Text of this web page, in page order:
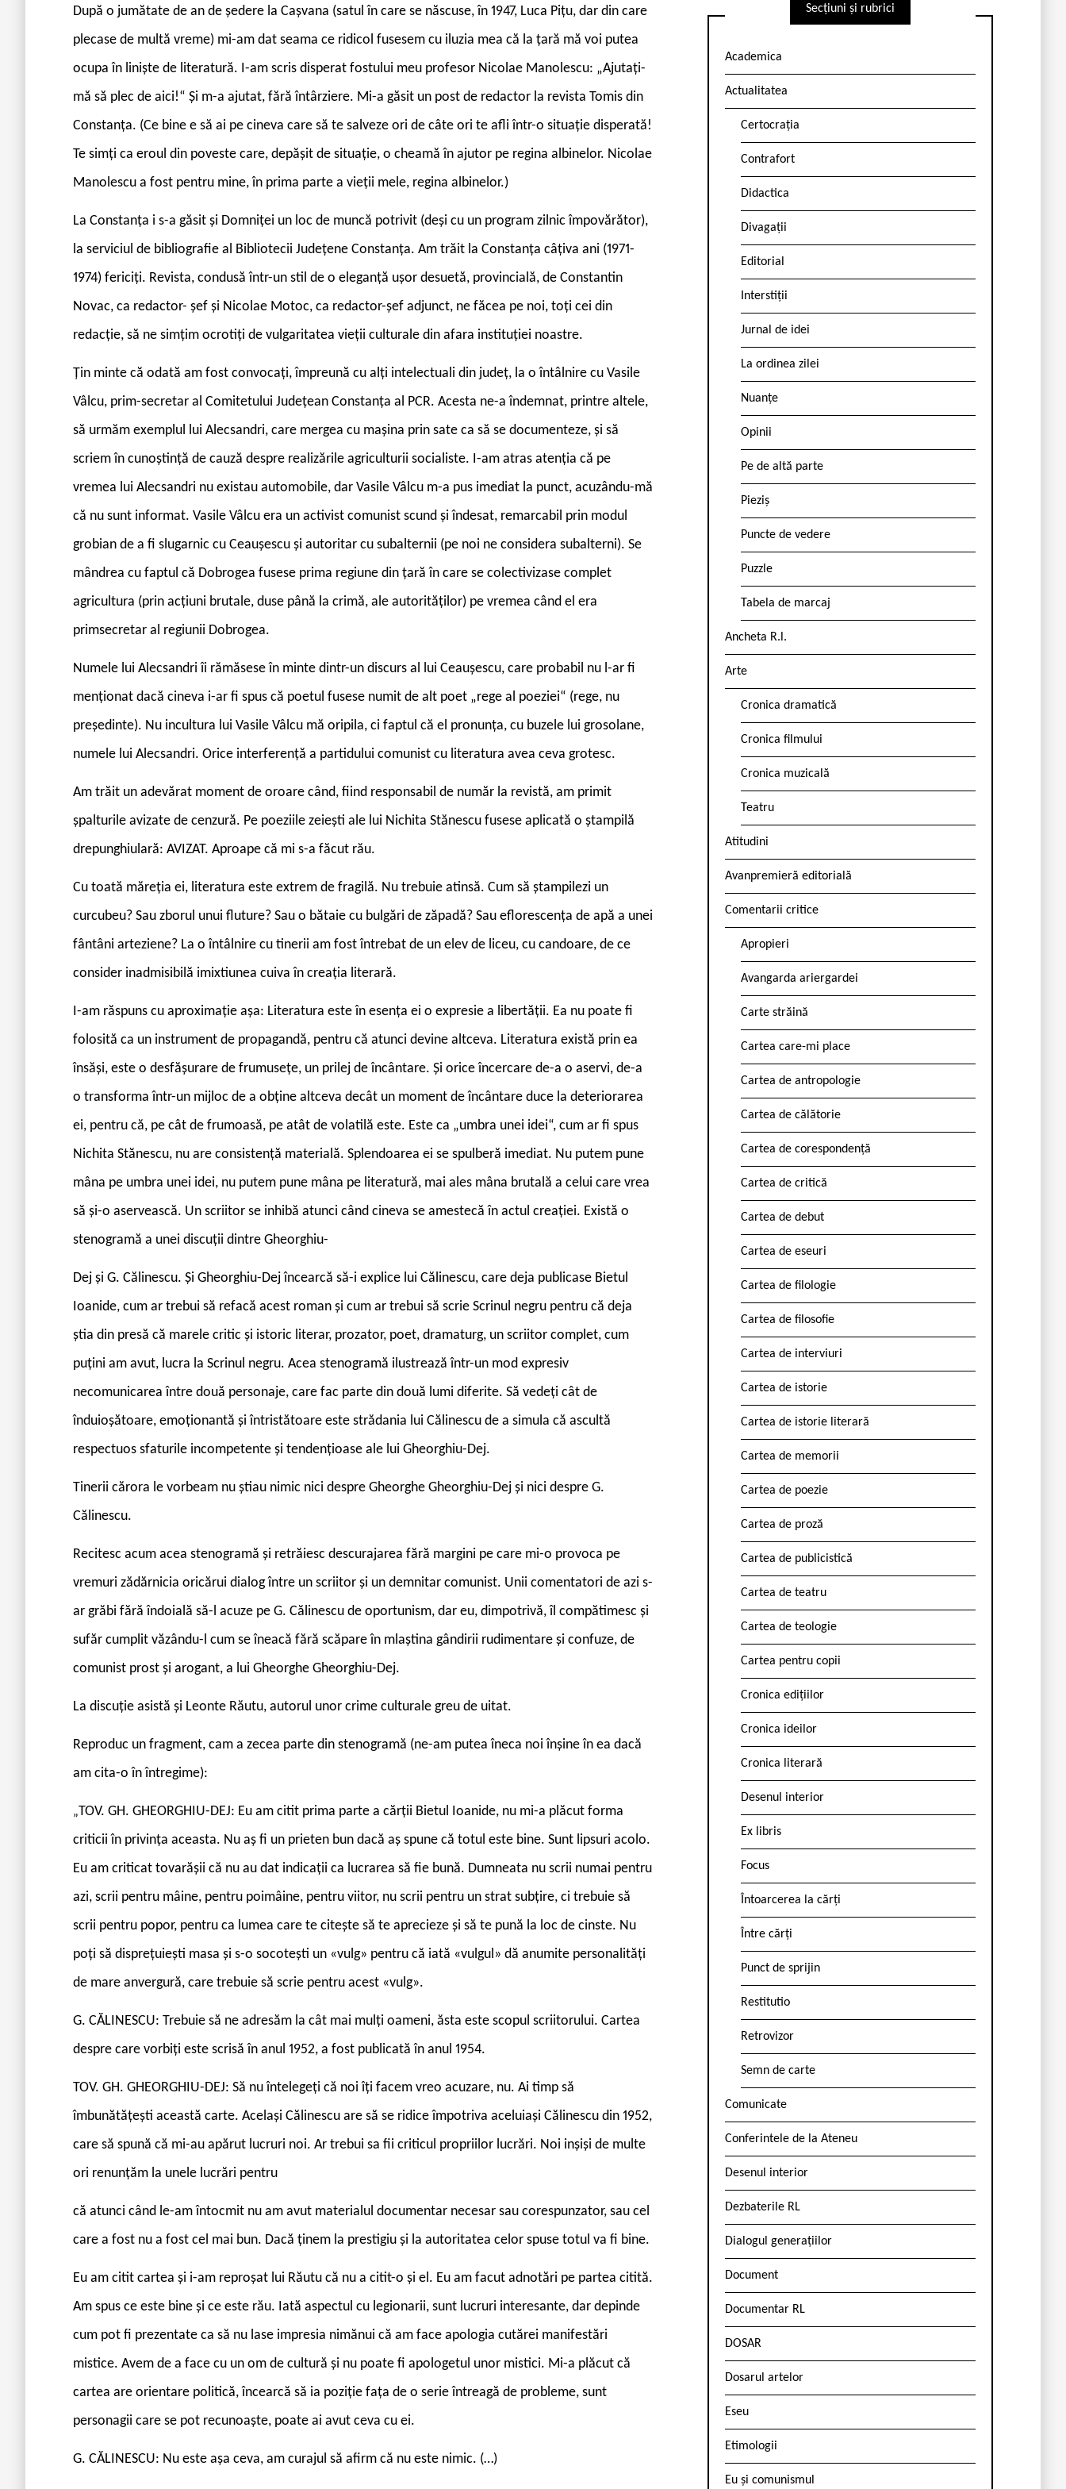
După o jumătate de an de ședere la Cașvana (satul în care se născuse, în 1947, Luca Pițu, dar din care
plecase de multă vreme) mi-am dat seama ce ridicol fusesem cu iluzia mea că la țară mă voi putea
ocupa în liniște de literatură. I-am scris disperat fostului meu profesor Nicolae Manolescu: „Ajutați-
mă să plec de aici!“ Și m-a ajutat, fără întârziere. Mi-a găsit un post de redactor la revista Tomis din
Constanța. (Ce bine e să ai pe cineva care să te salveze ori de câte ori te afli într-o situație disperată!
Te simți ca eroul din poveste care, depășit de situație, o cheamă în ajutor pe regina albinelor. Nicolae
Manolescu a fost pentru mine, în prima parte a vieții mele, regina albinelor.)
La Constanța i s-a găsit și Domniței un loc de muncă potrivit (deși cu un program zilnic împovărător),
la serviciul de bibliografie al Bibliotecii Județene Constanța. Am trăit la Constanța câțiva ani (1971-
1974) fericiți. Revista, condusă într-un stil de o eleganță ușor desuetă, provincială, de Constantin
Novac, ca redactor- șef și Nicolae Motoc, ca redactor-șef adjunct, ne făcea pe noi, toți cei din
redacție, să ne simțim ocrotiți de vulgaritatea vieții culturale din afara instituției noastre.
Țin minte că odată am fost convocați, împreună cu alți intelectuali din județ, la o întâlnire cu Vasile
Vâlcu, prim-secretar al Comitetului Județean Constanța al PCR. Acesta ne-a îndemnat, printre altele,
să urmăm exemplul lui Alecsandri, care mergea cu mașina prin sate ca să se documenteze, și să
scriem în cunoștință de cauză despre realizările agriculturii socialiste. I-am atras atenția că pe
vremea lui Alecsandri nu existau automobile, dar Vasile Vâlcu m-a pus imediat la punct, acuzându-mă
că nu sunt informat. Vasile Vâlcu era un activist comunist scund și îndesat, remarcabil prin modul
grobian de a fi slugarnic cu Ceaușescu și autoritar cu subalternii (pe noi ne considera subalterni). Se
mândrea cu faptul că Dobrogea fusese prima regiune din țară în care se colectivizase complet
agricultura (prin acțiuni brutale, duse până la crimă, ale autorităților) pe vremea când el era
primsecretar al regiunii Dobrogea.
Numele lui Alecsandri îi rămăsese în minte dintr-un discurs al lui Ceaușescu, care probabil nu l-ar fi
menționat dacă cineva i-ar fi spus că poetul fusese numit de alt poet „rege al poeziei“ (rege, nu
președinte). Nu incultura lui Vasile Vâlcu mă oripila, ci faptul că el pronunța, cu buzele lui grosolane,
numele lui Alecsandri. Orice interferență a partidului comunist cu literatura avea ceva grotesc.
Am trăit un adevărat moment de oroare când, fiind responsabil de număr la revistă, am primit
șpalturile avizate de cenzură. Pe poeziile zeiești ale lui Nichita Stănescu fusese aplicată o ștampilă
drepunghiulară: AVIZAT. Aproape că mi s-a făcut rău.
Cu toată măreția ei, literatura este extrem de fragilă. Nu trebuie atinsă. Cum să ștampilezi un
curcubeu? Sau zborul unui fluture? Sau o bătaie cu bulgări de zăpadă? Sau eflorescența de apă a unei
fântâni arteziene? La o întâlnire cu tinerii am fost întrebat de un elev de liceu, cu candoare, de ce
consider inadmisibilă imixtiunea cuiva în creația literară.
I-am răspuns cu aproximație așa: Literatura este în esența ei o expresie a libertății. Ea nu poate fi
folosită ca un instrument de propagandă, pentru că atunci devine altceva. Literatura există prin ea
însăși, este o desfășurare de frumusețe, un prilej de încântare. Și orice încercare de-a o aservi, de-a
o transforma într-un mijloc de a obține altceva decât un moment de încântare duce la deteriorarea
ei, pentru că, pe cât de frumoasă, pe atât de volatilă este. Este ca „umbra unei idei“, cum ar fi spus
Nichita Stănescu, nu are consistență materială. Splendoarea ei se spulberă imediat. Nu putem pune
mâna pe umbra unei idei, nu putem pune mâna pe literatură, mai ales mâna brutală a celui care vrea
să și-o aservească. Un scriitor se inhibă atunci când cineva se amestecă în actul creației. Există o
stenogramă a unei discuții dintre Gheorghiu-
Dej și G. Călinescu. Și Gheorghiu-Dej încearcă să-i explice lui Călinescu, care deja publicase Bietul
Ioanide, cum ar trebui să refacă acest roman și cum ar trebui să scrie Scrinul negru pentru că deja
știa din presă că marele critic și istoric literar, prozator, poet, dramaturg, un scriitor complet, cum
puțini am avut, lucra la Scrinul negru. Acea stenogramă ilustrează într-un mod expresiv
necomunicarea între două personaje, care fac parte din două lumi diferite. Să vedeți cât de
înduioșătoare, emoționantă și întristătoare este strădania lui Călinescu de a simula că ascultă
respectuos sfaturile incompetente și tendențioase ale lui Gheorghiu-Dej.
Tinerii cărora le vorbeam nu știau nimic nici despre Gheorghe Gheorghiu-Dej și nici despre G.
Călinescu.
Recitesc acum acea stenogramă și retrăiesc descurajarea fără margini pe care mi-o provoca pe
vremuri zădărnicia oricărui dialog între un scriitor și un demnitar comunist. Unii comentatori de azi s-
ar grăbi fără îndoială să-l acuze pe G. Călinescu de oportunism, dar eu, dimpotrivă, îl compătimesc și
sufăr cumplit văzându-l cum se îneacă fără scăpare în mlaștina gândirii rudimentare și confuze, de
comunist prost și arogant, a lui Gheorghe Gheorghiu-Dej.
La discuție asistă și Leonte Răutu, autorul unor crime culturale greu de uitat.
Reproduc un fragment, cam a zecea parte din stenogramă (ne-am putea îneca noi înșine în ea dacă
am cita-o în întregime):
„TOV. GH. GHEORGHIU-DEJ: Eu am citit prima parte a cărții Bietul Ioanide, nu mi-a plăcut forma
criticii în privința aceasta. Nu aș fi un prieten bun dacă aș spune că totul este bine. Sunt lipsuri acolo.
Eu am criticat tovarășii că nu au dat indicații ca lucrarea să fie bună. Dumneata nu scrii numai pentru
azi, scrii pentru mâine, pentru poimâine, pentru viitor, nu scrii pentru un strat subțire, ci trebuie să
scrii pentru popor, pentru ca lumea care te citește să te aprecieze și să te pună la loc de cinste. Nu
poți să disprețuiești masa și s-o socotești un «vulg» pentru că iată «vulgul» dă anumite personalități
de mare anvergură, care trebuie să scrie pentru acest «vulg».
G. CĂLINESCU: Trebuie să ne adresăm la cât mai mulți oameni, ăsta este scopul scriitorului. Cartea
despre care vorbiți este scrisă în anul 1952, a fost publicată în anul 1954.
TOV. GH. GHEORGHIU-DEJ: Să nu întelegeți că noi îți facem vreo acuzare, nu. Ai timp să
îmbunătățești această carte. Același Călinescu are să se ridice împotriva aceluiași Călinescu din 1952,
care să spună că mi-au apărut lucruri noi. Ar trebui sa fii criticul propriilor lucrări. Noi inșiși de multe
ori renunțăm la unele lucrări pentru
că atunci când le-am întocmit nu am avut materialul documentar necesar sau corespunzator, sau cel
care a fost nu a fost cel mai bun. Dacă ținem la prestigiu și la autoritatea celor spuse totul va fi bine.
Eu am citit cartea și i-am reproșat lui Răutu că nu a citit-o și el. Eu am facut adnotări pe partea citită.
Am spus ce este bine și ce este rău. Iată aspectul cu legionarii, sunt lucruri interesante, dar depinde
cum pot fi prezentate ca să nu lase impresia nimănui că am face apologia cutărei manifestări
mistice. Avem de a face cu un om de cultură și nu poate fi apologetul unor mistici. Mi-a plăcut că
cartea are orientare politică, încearcă să ia poziție fața de o serie întreagă de probleme, sunt
personagii care se pot recunoaște, poate ai avut ceva cu ei.
G. CĂLINESCU: Nu este așa ceva, am curajul să afirm că nu este nimic. (…)
Secțiuni și rubrici
Academica
Actualitatea
Certocrația
Contrafort
Didactica
Divagații
Editorial
Interstiții
Jurnal de idei
La ordinea zilei
Nuanțe
Opinii
Pe de altă parte
Pieziș
Puncte de vedere
Puzzle
Tabela de marcaj
Ancheta R.l.
Arte
Cronica dramatică
Cronica filmului
Cronica muzicală
Teatru
Atitudini
Avanpremieră editorială
Comentarii critice
Apropieri
Avangarda ariergardei
Carte străină
Cartea care-mi place
Cartea de antropologie
Cartea de călătorie
Cartea de corespondență
Cartea de critică
Cartea de debut
Cartea de eseuri
Cartea de filologie
Cartea de filosofie
Cartea de interviuri
Cartea de istorie
Cartea de istorie literară
Cartea de memorii
Cartea de poezie
Cartea de proză
Cartea de publicistică
Cartea de teatru
Cartea de teologie
Cartea pentru copii
Cronica edițiilor
Cronica ideilor
Cronica literară
Desenul interior
Ex libris
Focus
Întoarcerea la cărți
Între cărți
Punct de sprijin
Restitutio
Retrovizor
Semn de carte
Comunicate
Conferintele de la Ateneu
Desenul interior
Dezbaterile RL
Dialogul generațiilor
Document
Documentar RL
DOSAR
Dosarul artelor
Eseu
Etimologii
Eu și comunismul